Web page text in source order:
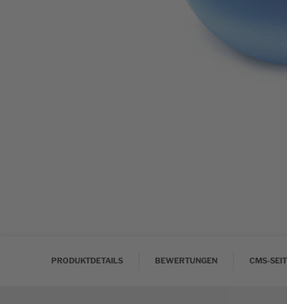
PRODUKTDETAILS BEWERTUNGEN CMS-